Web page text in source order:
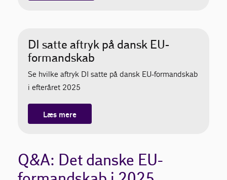
DI satte aftryk på dansk EU-
formandskab
Se hvilke aftryk DI satte på dansk EU-formandskab
i efteråret 2025
Læs mere
Q&A: Det danske EU-